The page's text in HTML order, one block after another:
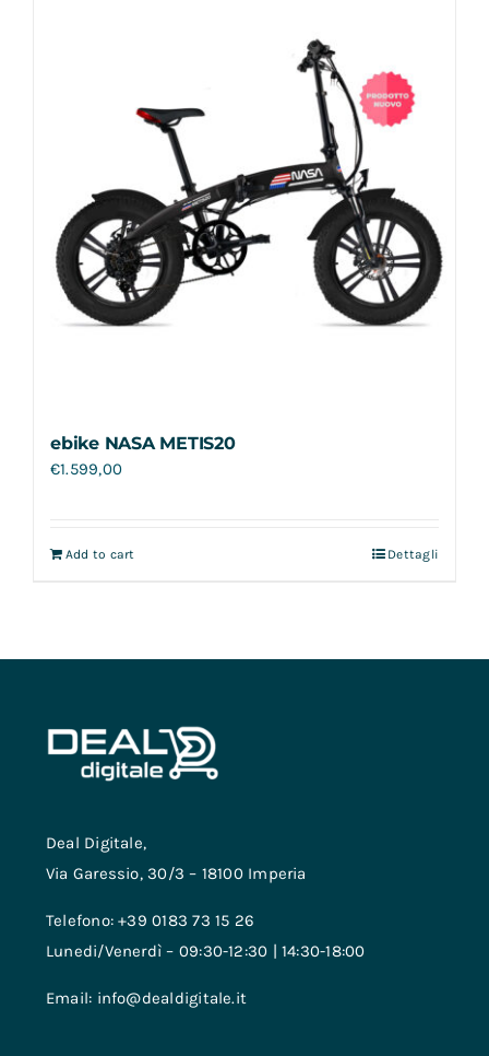
ebike NASA METIS20
€1.599,00
Add to cart Dettagli
Deal Digitale,
Via Garessio, 30/3 – 18100 Imperia
Telefono: +39 0183 73 15 26
Lunedi/Venerdì – 09:30-12:30 | 14:30-18:00
Email: info@dealdigitale.it